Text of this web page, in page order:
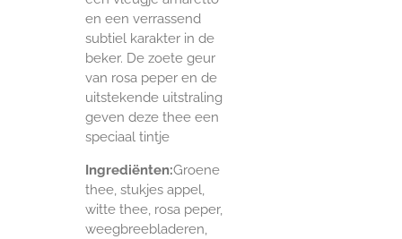
en een verrassend
subtiel karakter in de
beker. De zoete geur
van rosa peper en de
uitstekende uitstraling
geven deze thee een
speciaal tintje
Ingrediënten:Groene
thee, stukjes appel,
witte thee, rosa peper,
weegbreebladeren,